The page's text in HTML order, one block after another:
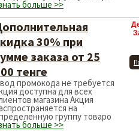
больше >>
30% при
заказа от 25
тенге
промокода не требуется
доступна для всех
магазина Акция
на
группу товаро
больше >>